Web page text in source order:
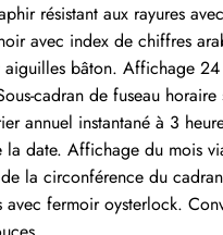
résistant aux rayures
avec index de chiffres
aiguilles bâton. Affichage 24
cadran de fuseau
annuel instantané à 3
la date. Affichage du mois
la circonférence du
fermoir oysterlock.